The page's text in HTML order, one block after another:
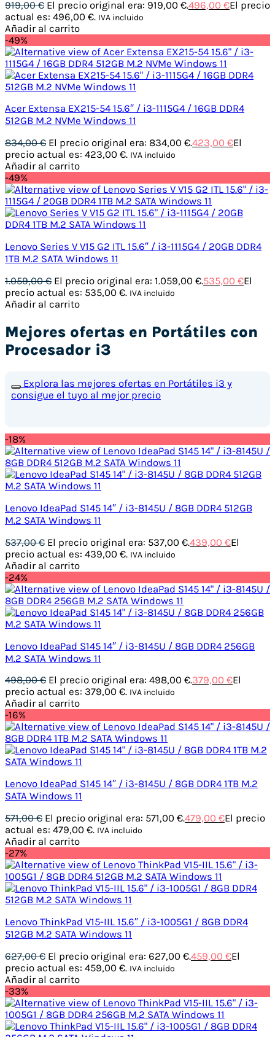
919,00€ El precio original era: 919,00 €.496,00 €El precio
actual es: 496,00 €. IVA incluido
Añadir al carrito
-49%
Acer Extensa EX215-54 15.6″ / i3-1115G4 / 16GB DDR4
512GB M.2 NVMe Windows 11
834,00€ El precio original era: 834,00 €.423,00 €El
precio actual es: 423,00 €. IVA incluido
Añadir al carrito
-49%
Lenovo Series V V15 G2 ITL 15.6″ / i3-1115G4 / 20GB DDR4
1TB M.2 SATA Windows 11
1.059,00€ El precio original era: 1.059,00 €.535,00 €El
precio actual es: 535,00 €. IVA incluido
Añadir al carrito
Mejores ofertas en Portátiles con
Procesador i3
Explora las mejores ofertas en Portátiles i3 y
consigue el tuyo al mejor precio
-18%
Lenovo IdeaPad S145 14″ / i3-8145U / 8GB DDR4 512GB
M.2 SATA Windows 11
537,00€ El precio original era: 537,00 €.439,00 €El
precio actual es: 439,00 €. IVA incluido
Añadir al carrito
-24%
Lenovo IdeaPad S145 14″ / i3-8145U / 8GB DDR4 256GB
M.2 SATA Windows 11
498,00€ El precio original era: 498,00 €.379,00 €El
precio actual es: 379,00 €. IVA incluido
Añadir al carrito
-16%
Lenovo IdeaPad S145 14″ / i3-8145U / 8GB DDR4 1TB M.2
SATA Windows 11
571,00€ El precio original era: 571,00 €.479,00 €El precio
actual es: 479,00 €. IVA incluido
Añadir al carrito
-27%
Lenovo ThinkPad V15-IIL 15.6″ / i3-1005G1 / 8GB DDR4
512GB M.2 SATA Windows 11
627,00€ El precio original era: 627,00 €.459,00 €El
precio actual es: 459,00 €. IVA incluido
Añadir al carrito
-33%